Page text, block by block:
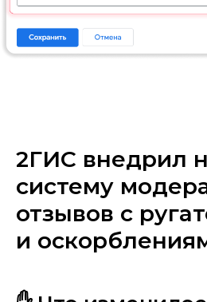
2ГИС внедрил
систему
отзывов с
и